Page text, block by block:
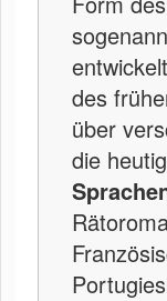
des
über
die